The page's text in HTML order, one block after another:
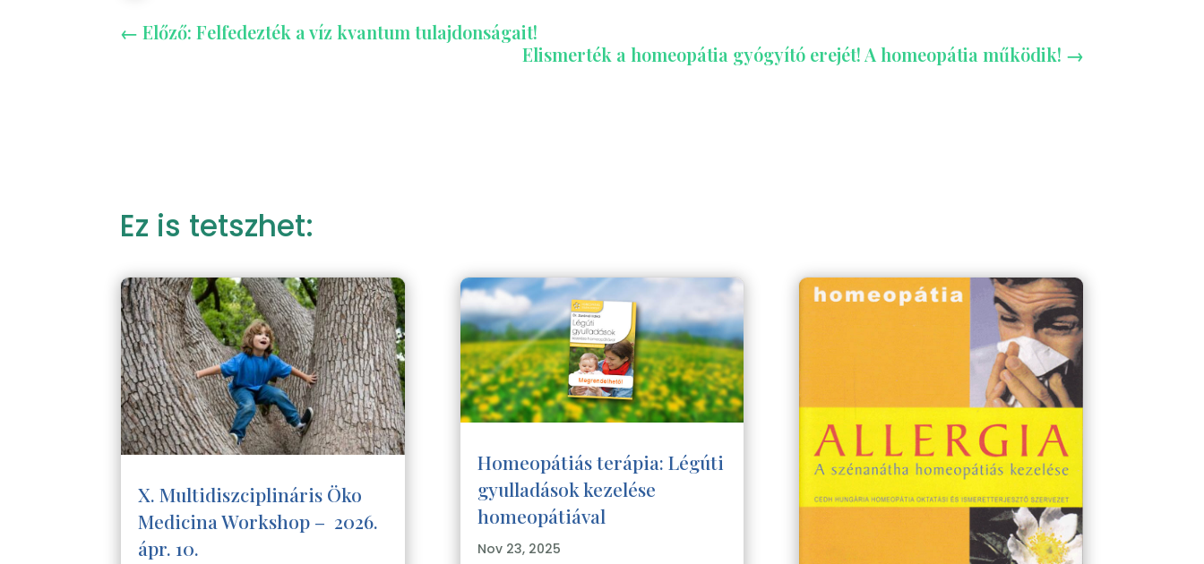
←Előző: Felfedezték a víz kvantum tulajdonságait!
Elismerték a homeopátia gyógyító erejét! A homeopátia működik! →
Ez is tetszhet:
X. Multidiszciplináris Öko
Medicina Workshop – 2026.
ápr. 10.
Homeopátiás terápia: Légúti
gyulladások kezelése
homeopátiával
Nov 23, 2025